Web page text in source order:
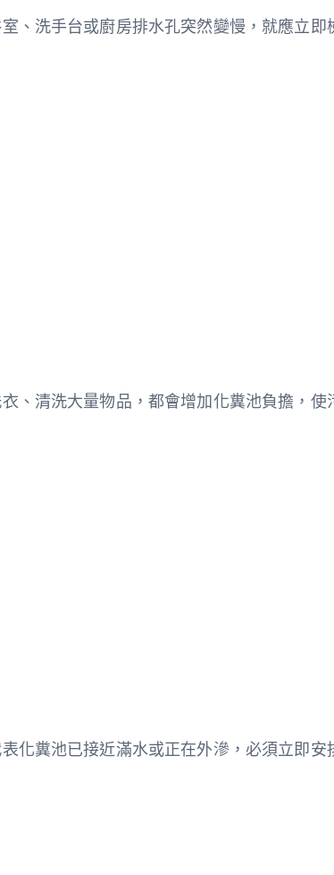
、洗手台或廚房排水孔突然變慢，就應立即
、清洗大量物品，都會增加化糞池負擔，使
化糞池已接近滿水或正在外滲，必須立即安